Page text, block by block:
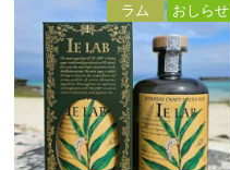
ラム おしらせ